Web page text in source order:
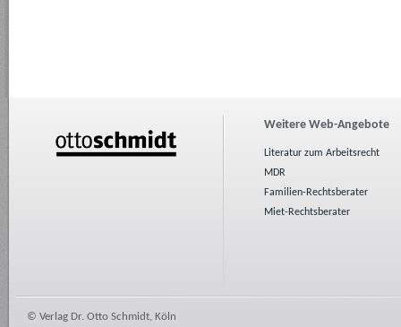
Weitere Web-Angebote
Literatur zum Arbeitsrecht
MDR
Familien-Rechtsberater
Miet-Rechtsberater
© Verlag Dr. Otto Schmidt, Köln